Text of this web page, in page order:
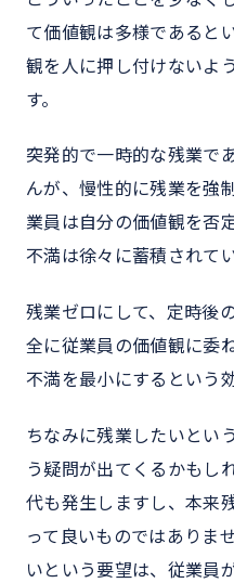
て価値観は多様であると
観を人に押し付けないよ
す。
突発的で一時的な残業で
んが、慢性的に残業を強
業員は自分の価値観を否
不満は徐々に蓄積されて
残業ゼロにして、定時後
全に従業員の価値観に委
不満を最小にするという
ちなみに残業したいとい
う疑問が出てくるかもし
代も発生しますし、本来
って良いものではありま
いという要望は、従業員